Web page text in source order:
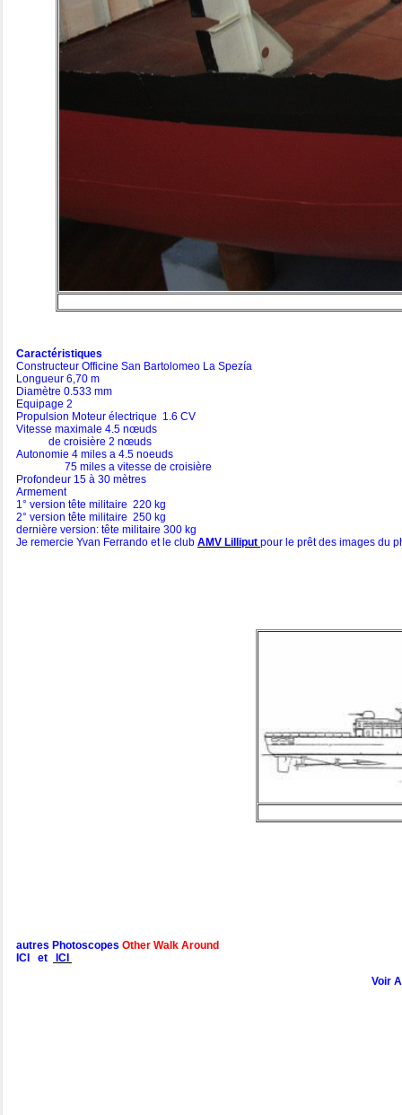
Caractéristiques
Constructeur Officine San Bartolomeo La Spezía
Longueur 6,70 m
Diamètre 0.533 mm
Equipage 2
Propulsion Moteur électrique 1.6 CV
Vitesse maximale 4.5 nœuds
de croisière 2 nœuds
Autonomie 4 miles a 4.5 noeuds
75 miles a vitesse de croisière
Profondeur 15 à 30 mètres
Armement
1° version tête militaire 220 kg
2° version tête militaire 250 kg
dernière version: tête militaire 300 kg
Je remercie Yvan Ferrando et le club AMV Lilliput pour le prêt des images du
autres Photoscopes Other Walk Around
ICI et
ICI
Voir